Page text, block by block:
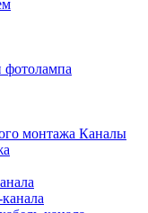
фотолампа
Каналы